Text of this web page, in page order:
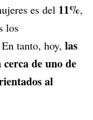
es del 11%,
los
tanto, hoy, las
de uno de
al